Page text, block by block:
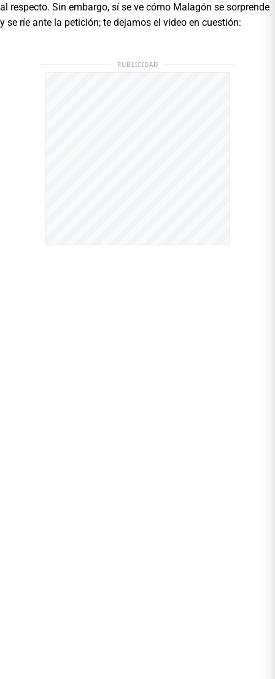
al respecto. Sin embargo, sí se ve cómo Malagón se sorprende
y se ríe ante la petición; te dejamos el video en cuestión:
PUBLICIDAD